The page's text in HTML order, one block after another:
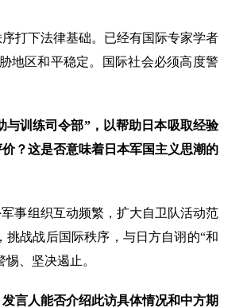
打下法律基础。已经有国际专家学者
地区和平稳定。国际社会必须高度警
训练司令部”，以帮助日本吸取经验
？这是否意味着日本军国主义思潮的
事组织互动频繁，扩大自卫队活动范
战战后国际秩序，与日方自诩的“和
、坚决遏止。
言人能否介绍此访具体情况和中方期